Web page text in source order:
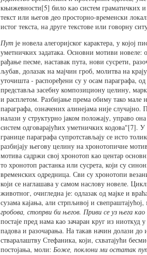
књижевности[5] било као систем граматичких и
текст или његов део просторно-временски
истог текста, на друге текстове или говорну
Пут је новела алегоријског карактера, у којој
уметничких задатака. Основни мотиви новеле:
рађање песме, наставак пута, нови сусрети,
љубав, долазак на мајчин гроб, молитва на
уточишта - распоређени су у осам параграфа, од
представља засебну композициону целину,
и расплетом. Разбијање према обиму тако мале
параграфа, означених алинејама није
налази у структурно јаком положају, управо
систем одговарајућих уметничких кодова"[7]. У
границе параграфа супротстављају се исто
разбијају његову целину на хронотопичне
мотива садржи свој хронотоп као центар
то хронотоп растанка или сусрета, који су
временских одредница. Сви су хронотопи
који се наглашава у самом наслову новеле.
животног, очигледна је: одлазак од мајке и
сузама кајања, али стрпљивој и
гробова, стопрви би његов. Приви се уз њега
постаје пред нама као зачаран круг из ниоткуд
падова и разочарања. На такав начин долази до
стваралаштву Стефаника, који, схватајући
постојања, моли: Боже, поклони ми остатак